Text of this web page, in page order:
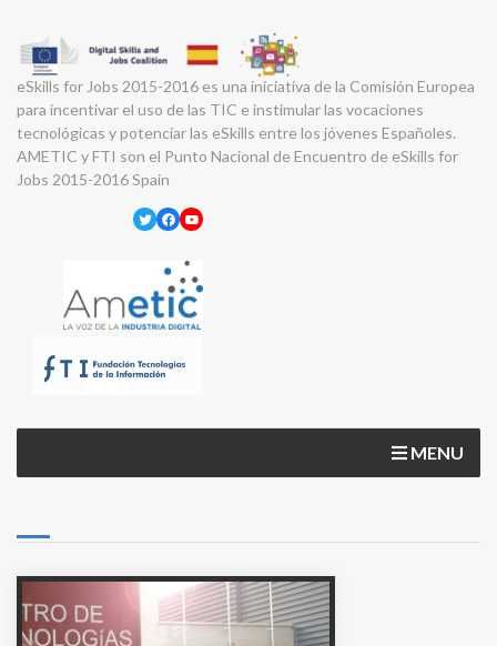
eSkills for Jobs 2015-2016 es una iniciativa de la Comisión Europea
para incentivar el uso de las TIC e instimular las vocaciones
tecnológicas y potenciar las eSkills entre los jóvenes Españoles.
AMETIC y FTI son el Punto Nacional de Encuentro de eSkills for
Jobs 2015-2016 Spain
Twitter
Facebook
YouTube
MENU